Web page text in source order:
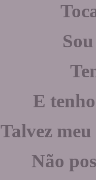
E
Talvez
Não